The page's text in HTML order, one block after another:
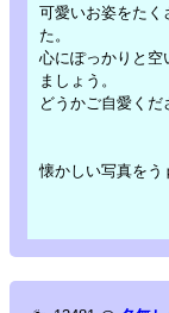
可愛いお姿をたく
た。
心にぽっかりと空
ましょう。
どうかご自愛くだ
懐かしい写真をう